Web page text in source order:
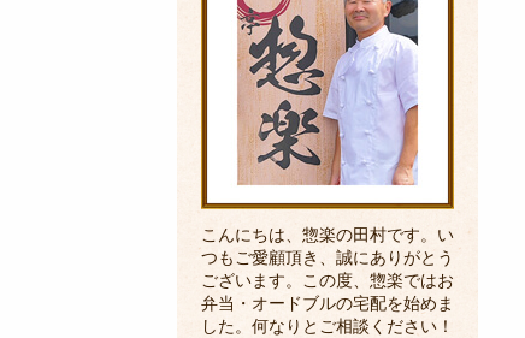
こんにちは、惣楽の田村です。い
つもご愛顧頂き、誠にありがとう
ございます。この度、惣楽ではお
弁当・オードブルの宅配を始めま
した。何なりとご相談ください！